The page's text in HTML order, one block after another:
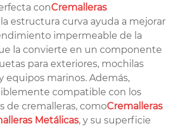
conCremalleras
la estructura curva ayuda a mejorar
impermeable de la
la convierte en un componente
para exteriores, mochilas
equipos marinos. Además,
compatible con los
de cremalleras, comoCremalleras
Metálicas, y su superficie